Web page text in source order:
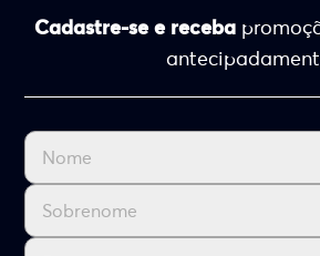
Cadastre-se e receba